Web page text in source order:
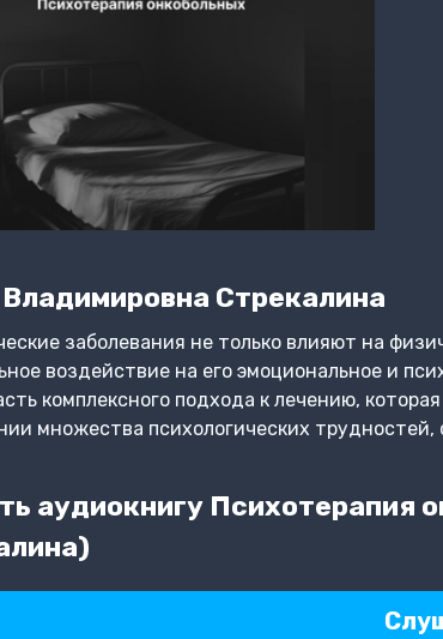
Стрекалина
заболевания не только влияют на
воздействие на его эмоциональное и
комплексного подхода к лечению,
множества психологических трудностей,
аудиокнигу Психотерапия